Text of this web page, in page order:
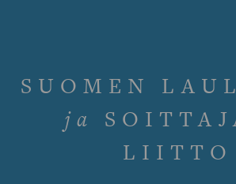
SUOMEN
ja
LIITTO